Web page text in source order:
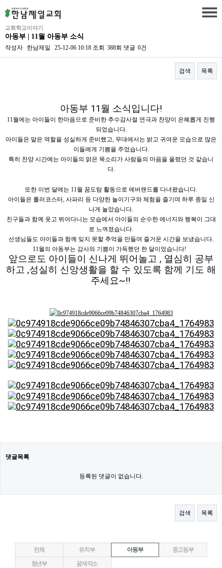
교회학교이야기
아동부 | 11월 아동부 소식
작성자 한남제일 25-12-06 10:18 조회 388회 댓글 0건
검색 목록
아동부 11월 소식입니다!
11월에는 아이들이 한마음으로 준비한 추수감사절 연극과 찬양이 은혜롭게 진행
되었습니다.
아이들은 맡은 역할을 성실하게 준비했고, 무대에서는 밝고 귀여운 모습으로 많은
이들에게 기쁨을 주었습니다.
특히 찬양 시간에는 아이들의 맑은 목소리가 사람들의 마음을 울렸던 것 같습니
다.
또한 이번 달에는 11월 꿈도탐 활동으로 에버랜드를 다녀왔습니다.
아이들은 롤러코스터, 사파리 등 다양한 놀이기구와 체험을 즐기며 하루 종일 신
나게 놀았습니다.
친구들과 함께 웃고 뛰어다니는 모습에서 아이들의 순수한 에너지와 행복이 그대
로 느껴졌습니다.
선생님들도 아이들과 함께 잊지 못할 추억을 만들며 즐거운 시간을 보냈습니다.
11월의 아동부는 감사와 기쁨이 가득했던 한 달이었습니다!
앞으로도 아이들이 신나게 뛰어놀고 , 열심히 공부
하고 ,성실히 신앙생활을 할 수 있도록 함께 기도 해
주세요~!!
댓글목록
등록된 댓글이 없습니다.
검색 목록
전체 유치부 아동부
중고등부
청년부
꿈제작소